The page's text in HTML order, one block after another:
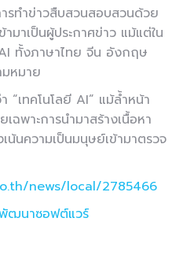
รทำข่าวสืบสวนสอบสวนด้วย
มาเป็นผู้ประกาศข่าว แม้แต่ใน
ทั้งภาษาไทย จีน อังกฤษ
หมาย
“เทคโนโลยี AI” แม้ล้ำหน้า
พาะการนำมาสร้างเนื้อหา
น้นความเป็นมนุษย์เข้ามาตรวจ
news/local/2785466
พัฒนาซอฟต์แวร์